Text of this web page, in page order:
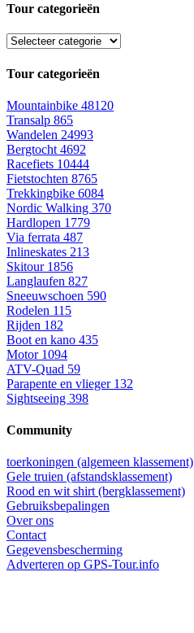
Tour categorieën
Tour categorieën
Mountainbike 48120
Transalp 865
Wandelen 24993
Bergtocht 4692
Racefiets 10444
Fietstochten 8765
Trekkingbike 6084
Nordic Walking 370
Hardlopen 1779
Via ferrata 487
Inlineskates 213
Skitour 1856
Langlaufen 827
Sneeuwschoen 590
Rodelen 115
Rijden 182
Boot en kano 435
Motor 1094
ATV-Quad 59
Parapente en vlieger 132
Sightseeing 398
Community
toerkoningen (algemeen klassement)
Gele truien (afstandsklassement)
Rood en wit shirt (bergklassement)
Gebruiksbepalingen
Over ons
Contact
Gegevensbescherming
Adverteren op GPS-Tour.info